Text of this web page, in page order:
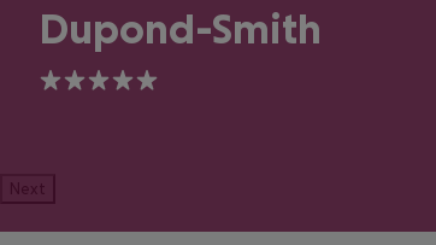
Dupond-Smith
5
Next